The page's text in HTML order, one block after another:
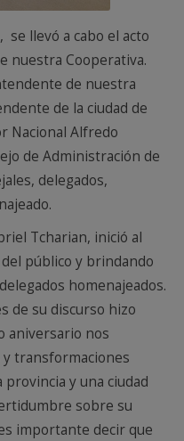
se llevó a cabo el acto
nuestra Cooperativa.
de nuestra
de la ciudad de
Nacional Alfredo
de Administración de
delegados,
Tcharian, inició al
público y brindando
homenajeados.
de su discurso hizo
aniversario nos
transformaciones
y una ciudad
sobre su
importante decir que